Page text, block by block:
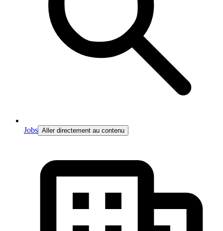
Jobs Aller directement au contenu